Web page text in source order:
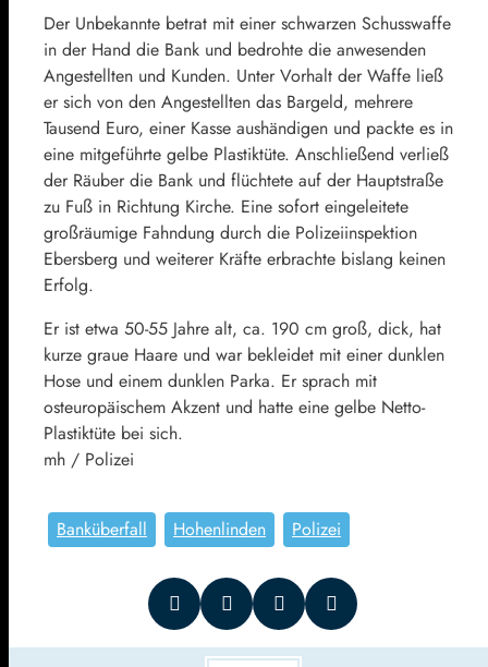
Der Unbekannte betrat mit einer schwarzen Schusswaffe
in der Hand die Bank und bedrohte die anwesenden
Angestellten und Kunden. Unter Vorhalt der Waffe ließ
er sich von den Angestellten das Bargeld, mehrere
Tausend Euro, einer Kasse aushändigen und packte es in
eine mitgeführte gelbe Plastiktüte. Anschließend verließ
der Räuber die Bank und flüchtete auf der Hauptstraße
zu Fuß in Richtung Kirche. Eine sofort eingeleitete
großräumige Fahndung durch die Polizeiinspektion
Ebersberg und weiterer Kräfte erbrachte bislang keinen
Erfolg.
Er ist etwa 50-55 Jahre alt, ca. 190 cm groß, dick, hat
kurze graue Haare und war bekleidet mit einer dunklen
Hose und einem dunklen Parka. Er sprach mit
osteuropäischem Akzent und hatte eine gelbe Netto-
Plastiktüte bei sich.
mh / Polizei
Banküberfall Hohenlinden Polizei